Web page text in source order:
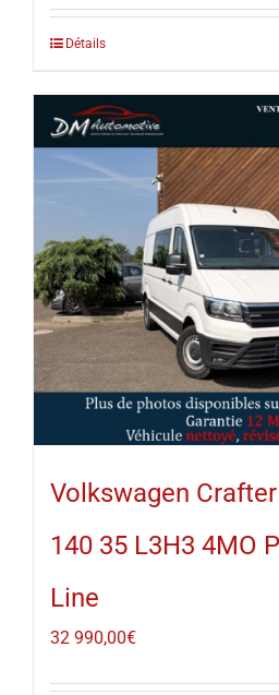
Détails
Volkswagen
140 35 L3H3 4MO
Line
32 990,00€